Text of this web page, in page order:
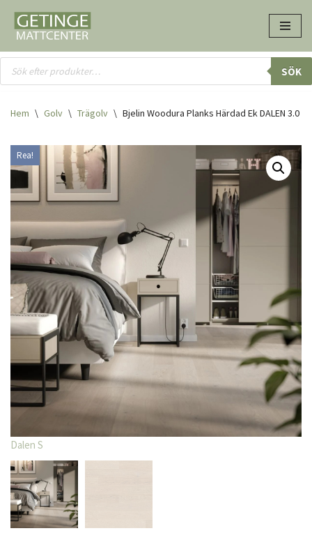
Hoppa
till
innehåll
SÖK
Hem \ Golv \ Trägolv \ Bjelin Woodura Planks Härdad Ek DALEN 3.0 S
Rea!
Dalen S